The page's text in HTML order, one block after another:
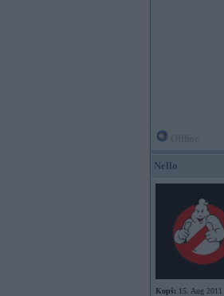
Nello
Kopš: 15. Aug 2011